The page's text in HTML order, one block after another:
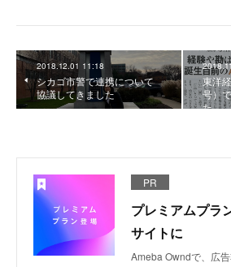
2018.12.01 11:18
シカゴ市警で連携について
協議してきました
東洋
号）
た
PR
プレミアムプラ
サイトに
Ameba Owndで、広